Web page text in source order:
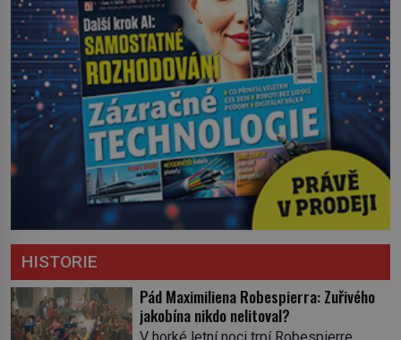
HISTORIE
Pád Maximiliena Robespierra: Zuřivého
jakobína nikdo nelitoval?